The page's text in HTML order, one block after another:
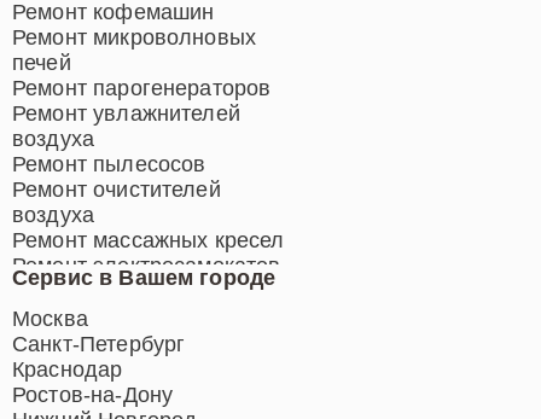
Сервис в Вашем городе
Москва
Санкт-Петербург
Краснодар
Ростов-на-Дону
Ремонт кофемашин
Ремонт микроволновых
печей
Ремонт парогенераторов
Ремонт увлажнителей
воздуха
Ремонт пылесосов
Ремонт очистителей
воздуха
Ремонт массажных кресел
Ремонт электросамокатов
Ремонт индукционных плит
Ремонт роботов-пылесосов
Ремонт гладильных систем
Ремонт отпаривателей
Ремонт вертикальных